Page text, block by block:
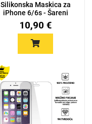
Silikonska Maskica za
iPhone 6/6s - Šareni
mot...
10,90 €